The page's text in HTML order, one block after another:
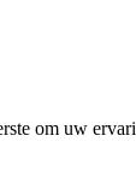
om uw